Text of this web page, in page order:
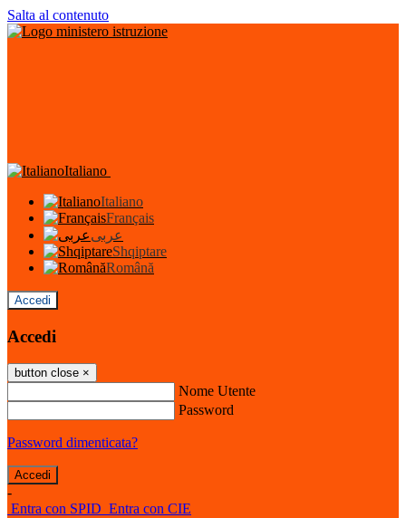
Salta al contenuto
Italiano
Italiano
Français
عربى
Shqiptare
Română
Accedi
Accedi
button close ×
Nome Utente
Password
Password dimenticata?
-
Entra con SPID Entra con CIE